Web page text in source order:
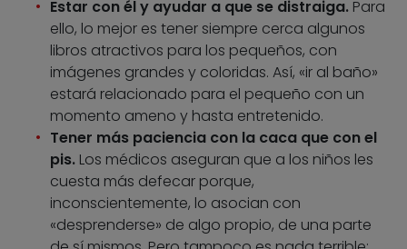
Estar con él y ayudar a que se distraiga. Para
ello, lo mejor es tener siempre cerca algunos
libros atractivos para los pequeños, con
imágenes grandes y coloridas. Así, «ir al baño»
estará relacionado para el pequeño con un
momento ameno y hasta entretenido.
Tener más paciencia con la caca que con el
pis. Los médicos aseguran que a los niños les
cuesta más defecar porque,
inconscientemente, lo asocian con
«desprenderse» de algo propio, de una parte